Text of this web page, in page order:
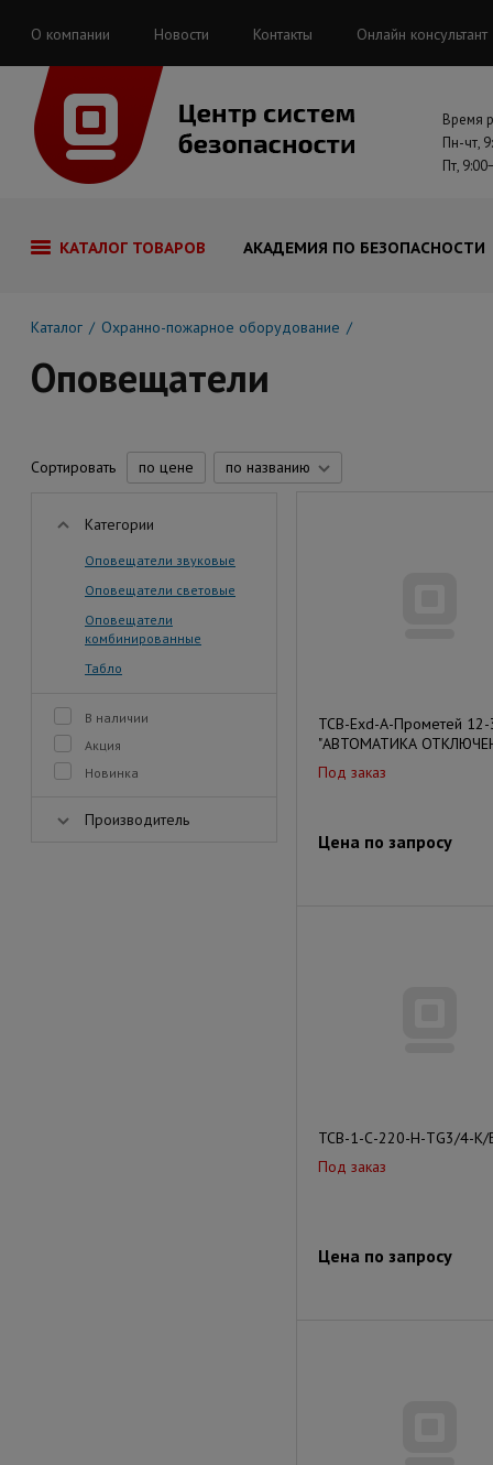
О компании Новости Контакты Онлайн консультант
Время
Пн-чт,
Пт,
КАТАЛОГ ТОВАРОВ АКАДЕМИЯ ПО БЕЗОПАСНОСТИ
Каталог Охранно-пожарное оборудование
Оповещатели
Сортировать по цене по названию
Категории
Оповещатели звуковые
Оповещатели световые
Оповещатели
комбинированные
Табло
В наличии
Акция
Новинка
Производитель
ТСВ-Exd-А-Прометей 12-
"АВТОМАТИКА
Под заказ
Цена по запросу
ТСВ-1-С-220-Н-ТG3/4-К/
Под заказ
Цена по запросу